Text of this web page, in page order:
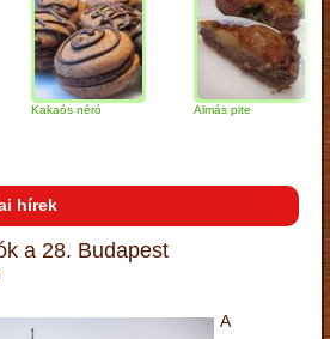
Kakaós néró Almás pite
hírek
a 28. Budapest
A